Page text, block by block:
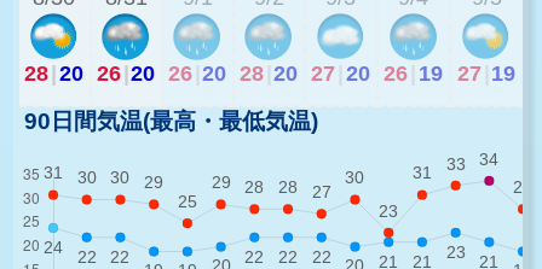
28 20 26 20 26 20 28 20 27 20 26 19 27 19
90日間気温(最高・最低気温)